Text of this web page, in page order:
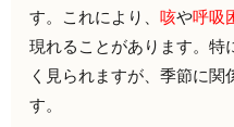
す。これにより、咳や呼吸
現れることがあります。特
く見られますが、季節に関
す。